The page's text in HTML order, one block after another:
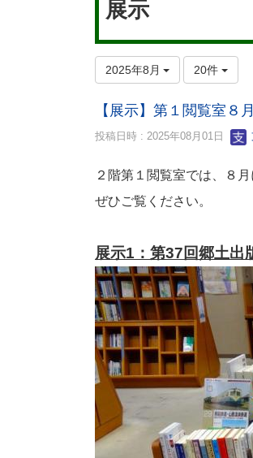
展示
2025年8月 20件
【展示】第１閲覧室８
投稿日時 : 2025年08月01日
２階第１閲覧室では、８
ぜひご覧ください。
展示1：第37回郷土出